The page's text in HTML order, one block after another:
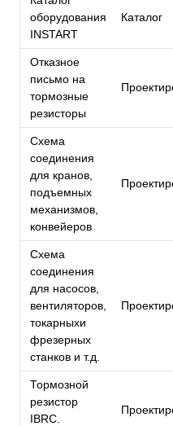
оборудования
INSTART
Каталог
Отказное
письмо на
тормозные
резисторы
Схема
соединения
для кранов,
подъемных
механизмов,
конвейеров
Схема
соединения
для насосов,
вентиляторов,
токарныхи
фрезерных
станков и т.д.
Тормозной
резистор
IBRC.